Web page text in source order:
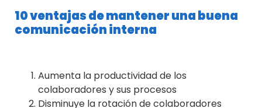
10 ventajas de mantener una buena
comunicación interna
Aumenta la productividad de los
colaboradores y sus procesos
Disminuye la rotación de colaboradores